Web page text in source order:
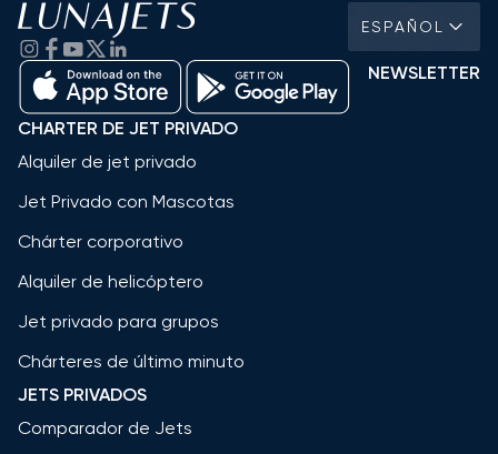
ESPAÑOL
NEWSLETTER
CHARTER DE JET PRIVADO
Alquiler de jet privado
Jet Privado con Mascotas
Chárter corporativo
Alquiler de helicóptero
Jet privado para grupos
Chárteres de último minuto
JETS PRIVADOS
Comparador de Jets